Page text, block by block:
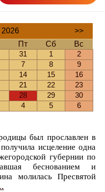
2026
>>
Пт Сб
Вс
31 1
2
7 8
9
14 15
16
21 22
23
28 29
30
4 5 6
был прославлен в
исцеление одна
губернии по
беснованием и
молилась Пресвятой